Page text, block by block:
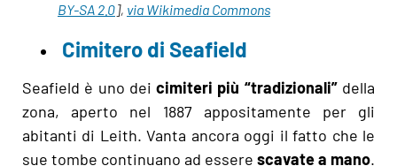
BY-SA 2.0], via Wikimedia Commons
Cimitero di Seafield
Seafield è uno deicimiteri più “tradizionali”della
zona, aperto nel 1887 appositamente per gli
abitanti di Leith. Vanta ancora oggi il fatto che le
sue tombe continuano ad essere scavate a mano.